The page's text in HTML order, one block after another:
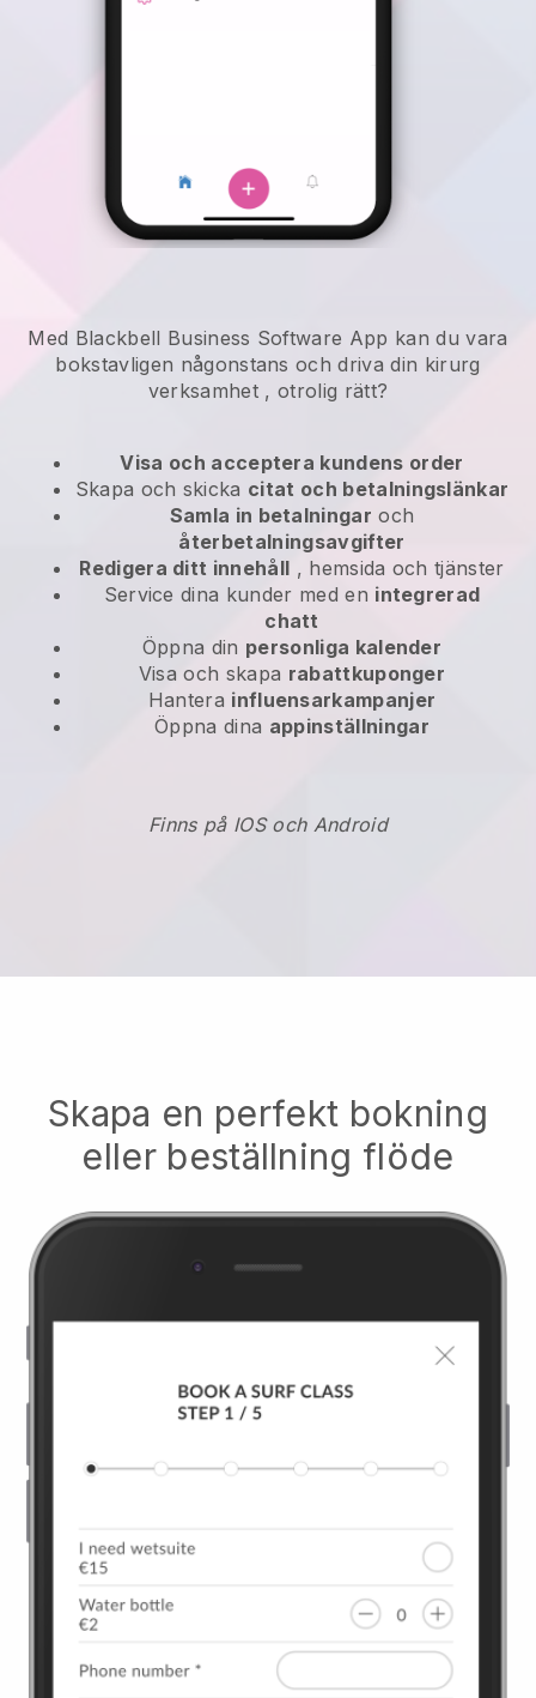
Med Blackbell Business Software App kan du vara
bokstavligen någonstans ochdriva din kirurg
verksamhet , otrolig rätt?
Visa och acceptera kundens order
Skapa och skicka citat och betalningslänkar
Samla in betalningar och
återbetalningsavgifter
Redigera ditt innehåll , hemsida och tjänster
Service dina kunder med en integrerad
chatt
Öppna din personliga kalender
Visa och skapa rabattkuponger
Hantera influensarkampanjer
Öppna dina appinställningar
Finns på IOS och Android
Skapa en perfekt bokning
eller beställning flöde